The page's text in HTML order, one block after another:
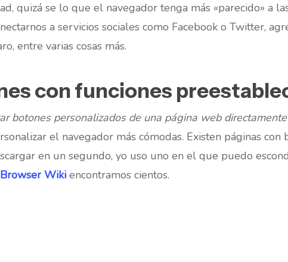
quizá se lo que el navegador tenga más «parecido» a
a servicios sociales como Facebook o Twitter,
entre varias cosas más.
con funciones
botones personalizados de una página web
el navegador más cómodas. Existen páginas con
en un segundo, yo uso uno en el que puedo
Wiki encontramos cientos.